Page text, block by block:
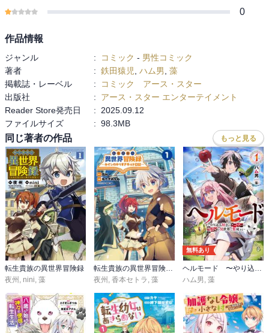
0
作品情報
ジャンル : コミック - 男性コミック
著者
: 鉄田猿児 ハム男
藻
掲載誌・レーベル
:
コミック アース・スター
出版社
:
アース・スター エンターテイメント
Reader Store発売日
:
2025.09.12
ファイルサイズ
: 98.3MB
同じ著者の作品 もっと見る
転生貴族の異世界冒険録
夜州 , nini, 藻
転生貴族の異世界冒険録～カインのやりすぎギルド日記～
夜州 , 香本セトラ , 藻
無料あり
ヘルモード 〜やり込み好きのゲーマーは廃設定の異世界で無双する〜
ハム男, 藻